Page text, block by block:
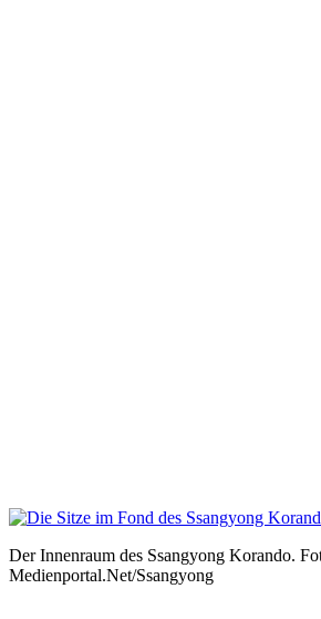
Der Innenraum des Ssangyong Korando.
Medienportal.Net/Ssangyong